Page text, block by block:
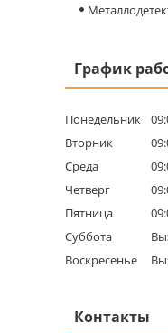
График
Понедельник
Вторник
Среда
Четверг
Пятница
Суббота
Воскресенье
Контакты